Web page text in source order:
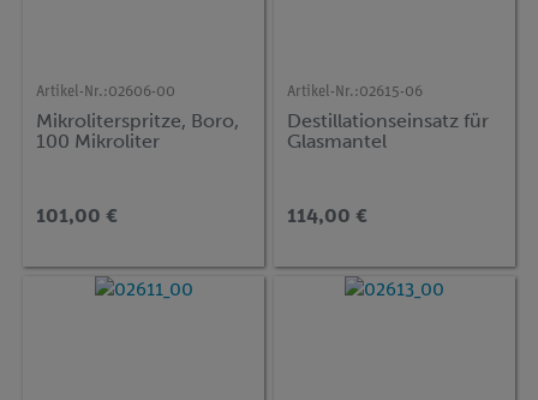
Artikel-Nr.:02606-00
Mikroliterspritze, Boro,
100 Mikroliter
101,00 €
Artikel-Nr.:02615-06
Destillationseinsatz für
Glasmantel
114,00 €